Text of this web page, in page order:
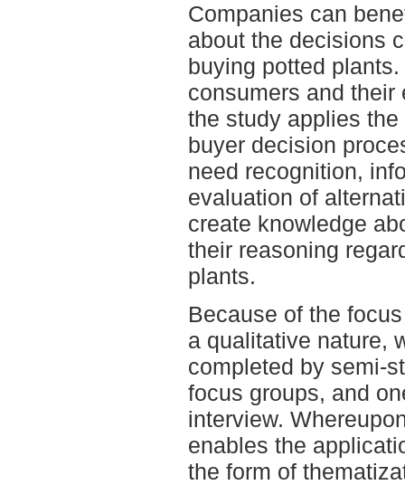
Companies can
about the decisions
buying potted
consumers and
the study applies
buyer decision
need recognition,
evaluation of
create knowledge
their reasoning
plants.
Because of the
a qualitative nature,
completed by semi-
focus groups, and
interview.
enables the
the form of